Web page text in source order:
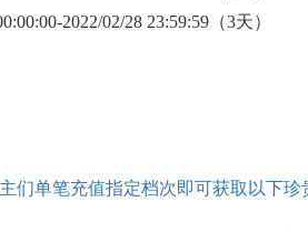
2022/02/28 23:59:59（3天）
们单笔充值指定档次即可获取以下珍